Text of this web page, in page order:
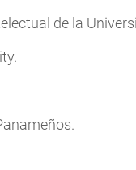
de la